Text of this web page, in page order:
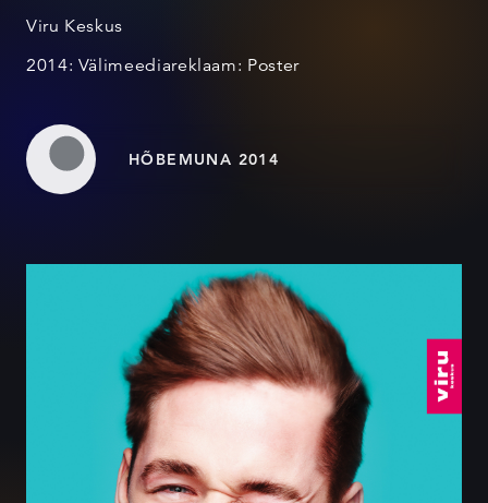
Viru Keskus
2014: Välimeediareklaam: Poster
HÕBEMUNA 2014